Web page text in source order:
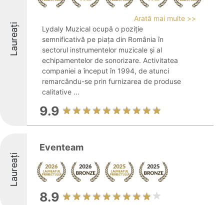
Laureați
Arată mai multe >>
Lydaly Muzical ocupă o poziție
semnificativă pe piața din România în
sectorul instrumentelor muzicale și al
echipamentelor de sonorizare. Activitatea
companiei a început în 1994, de atunci
remarcându-se prin furnizarea de produse
calitative ...
9.9
Laureați
Eventeam
8.9